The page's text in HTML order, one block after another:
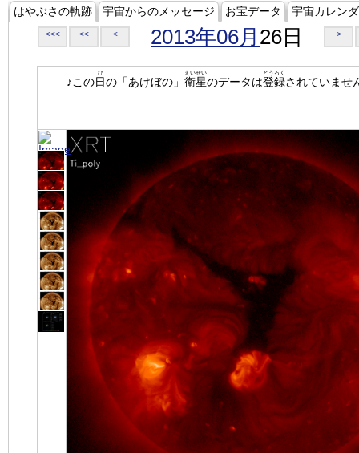
はやぶさの軌跡 宇宙からのメッセージ お宝データ 宇宙カレン
<<< << < 2013年06月 26日 >
♪この日
ひ
の「あけぼの」 衛星
えいせい
のデータは登録
とうろく
されていませ